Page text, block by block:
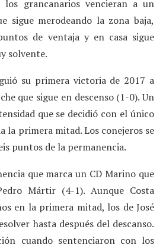
los grancanarios vencieran a un
sigue merodeando la zona baja,
de ventaja y en casa sigue
solvente.
su primera victoria de 2017 a
que sigue en descenso (1-0). Un
que se decidió con el único
la primera mitad. Los conejeros se
puntos de la permanencia.
que marca un CD Marino que
Mártir (4-1). Aunque Costa
en la primera mitad, los de José
hasta después del descanso.
cuando sentenciaron con los